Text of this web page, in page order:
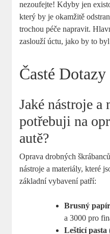
nezoufejte! Kdyby jen
který by je okamžitě
trochou péče napravit.
zaslouží úctu, jako by to
Časté Dotazy
Jaké nástroje a
potřebuji na
autě?
Oprava drobných
nástroje a materiály, které
základní vybavení patří:
Brusný papír
a 3000 pro
Lešticí pasta